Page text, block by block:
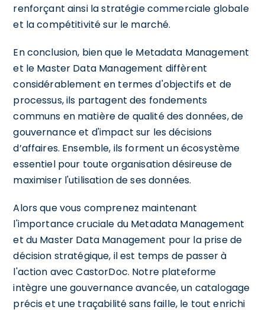
renforçant ainsi la stratégie commerciale globale
et la compétitivité sur le marché.
En conclusion, bien que le Metadata Management
et le Master Data Management diffèrent
considérablement en termes d'objectifs et de
processus, ils partagent des fondements
communs en matière de qualité des données, de
gouvernance et d'impact sur les décisions
d’affaires. Ensemble, ils forment un écosystème
essentiel pour toute organisation désireuse de
maximiser l'utilisation de ses données.
Alors que vous comprenez maintenant
l'importance cruciale du Metadata Management
et du Master Data Management pour la prise de
décision stratégique, il est temps de passer à
l'action avec CastorDoc. Notre plateforme
intègre une gouvernance avancée, un catalogage
précis et une traçabilité sans faille, le tout enrichi